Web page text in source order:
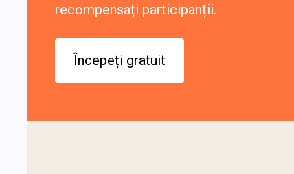
recompensați participanții.
Începeți gratuit